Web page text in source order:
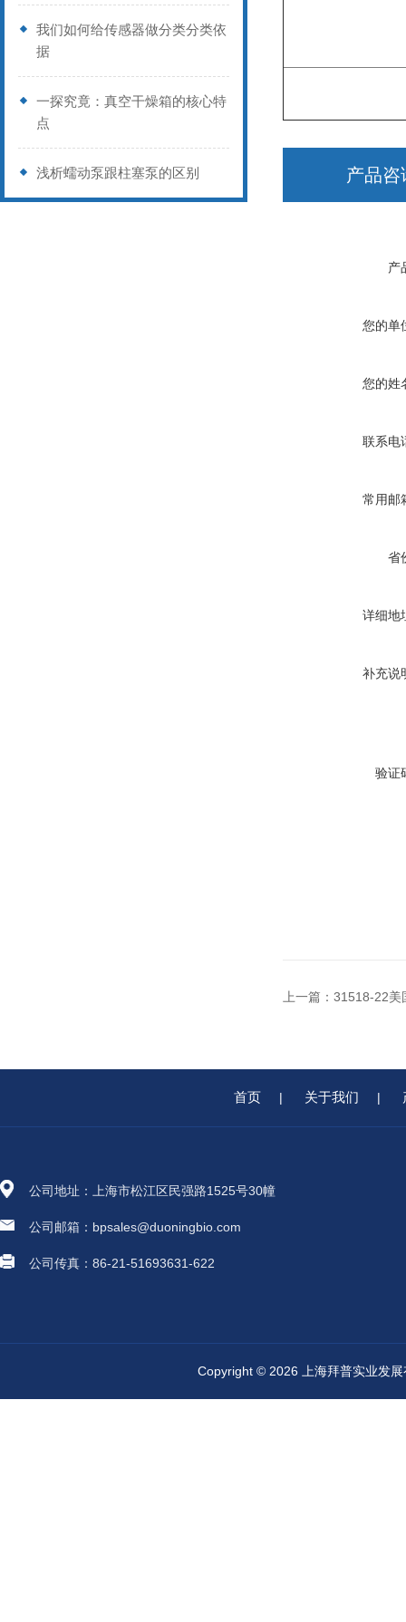
我们如何给传感器做分类分类依
据
一探究竟：真空干燥箱的核心特
点
浅析蠕动泵跟柱塞泵的区别 产品咨
产
您的单
您的姓
联系电
常用邮
省
详细地
补充说
验证
上一篇： 31518-22美
首页 | 关于我们 |
公司地址：上海市松江区民强路1525号30幢
公司邮箱：bpsales@duoningbio.com
公司传真：86-21-51693631-622
Copyright © 2026 上海拜普实业发